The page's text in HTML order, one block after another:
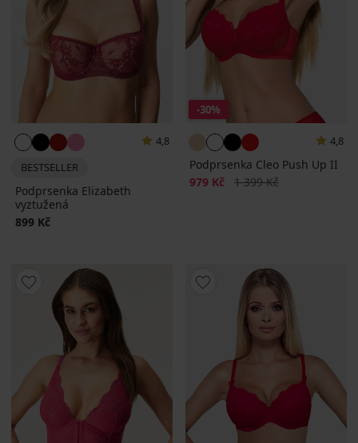
4,8
BESTSELLER
Podprsenka Elizabeth
vyztužená
899 Kč
-30%
4,8
Podprsenka Cleo Push Up II
Sleva
979 Kč Původní cena
1 399 Kč